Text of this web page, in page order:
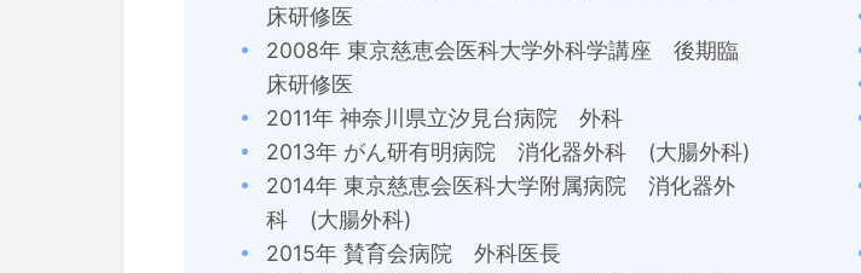
床研修医
2008年 東京慈恵会医科大学外科学講座 後期臨
床研修医
2011年 神奈川県立汐見台病院 外科
2013年 がん研有明病院 消化器外科 (大腸外科)
2014年 東京慈恵会医科大学附属病院 消化器外
科 (大腸外科)
2015年 賛育会病院 外科医長